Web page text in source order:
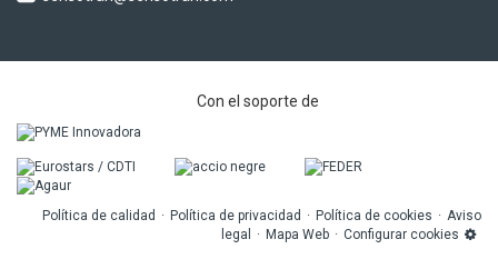
Con el soporte de
Política de calidad Política de privacidad Política de cookies
Aviso
legal
Mapa Web Configurar cookies